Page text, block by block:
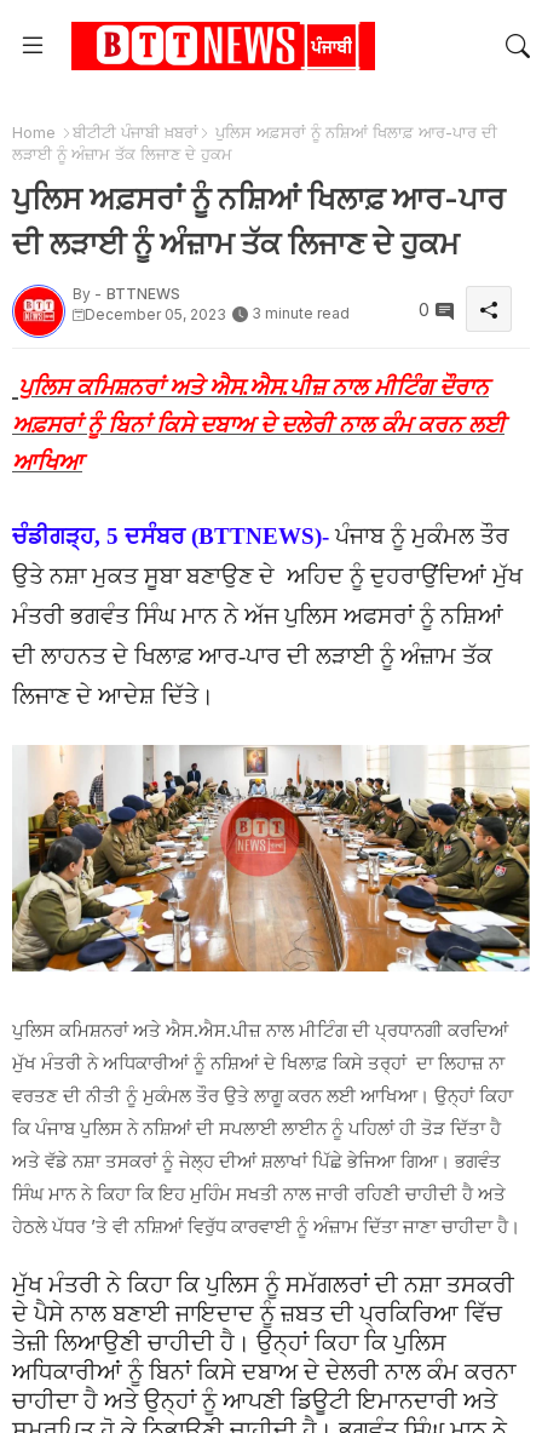
Home ਬੀਟੀਟੀ ਪੰਜਾਬੀ ਖ਼ਬਰਾਂ
ਪੁਲਿਸ ਅਫ਼ਸਰਾਂ ਨੂੰ ਨਸ਼ਿਆਂ ਖਿਲਾਫ਼ ਆਰ-ਪਾਰ ਦੀ
ਲੜਾਈ ਨੂੰ ਅੰਜ਼ਾਮ ਤੱਕ ਲਿਜਾਣ ਦੇ ਹੁਕਮ
ਪੁਲਿਸ ਅਫ਼ਸਰਾਂ ਨੂੰ ਨਸ਼ਿਆਂ ਖਿਲਾਫ਼ ਆਰ-ਪਾਰ
ਦੀ ਲੜਾਈ ਨੂੰ ਅੰਜ਼ਾਮ ਤੱਕ ਲਿਜਾਣ ਦੇ ਹੁਕਮ
By - BTTNEWS
December 05, 2023
3 minute read 0
ਪੁਲਿਸ ਕਮਿਸ਼ਨਰਾਂ ਅਤੇ ਐਸ.ਐਸ.ਪੀਜ਼ ਨਾਲ ਮੀਟਿੰਗ ਦੌਰਾਨ
ਅਫ਼ਸਰਾਂ ਨੂੰ ਬਿਨਾਂ ਕਿਸੇ ਦਬਾਅ ਦੇ ਦਲੇਰੀ ਨਾਲ ਕੰਮ ਕਰਨ ਲਈ
ਆਖਿਆ
ਚੰਡੀਗੜ੍ਹ, 5 ਦਸੰਬਰ (BTTNEWS)-ਪੰਜਾਬ ਨੂੰ ਮੁਕੰਮਲ ਤੌਰ
ਉਤੇ ਨਸ਼ਾ ਮੁਕਤ ਸੂਬਾ ਬਣਾਉਣ ਦੇ ਅਹਿਦ ਨੂੰ ਦੁਹਰਾਉਂਦਿਆਂ ਮੁੱਖ
ਮੰਤਰੀ ਭਗਵੰਤ ਸਿੰਘ ਮਾਨ ਨੇ ਅੱਜ ਪੁਲਿਸ ਅਫਸਰਾਂ ਨੂੰ ਨਸ਼ਿਆਂ
ਦੀ ਲਾਹਨਤ ਦੇ ਖਿਲਾਫ਼ ਆਰ-ਪਾਰ ਦੀ ਲੜਾਈ ਨੂੰ ਅੰਜ਼ਾਮ ਤੱਕ
ਲਿਜਾਣ ਦੇ ਆਦੇਸ਼ ਦਿੱਤੇ।
ਪੁਲਿਸ ਕਮਿਸ਼ਨਰਾਂ ਅਤੇ ਐਸ.ਐਸ.ਪੀਜ਼ ਨਾਲ ਮੀਟਿੰਗ ਦੀ ਪ੍ਰਧਾਨਗੀ ਕਰਦਿਆਂ
ਮੁੱਖ ਮੰਤਰੀ ਨੇ ਅਧਿਕਾਰੀਆਂ ਨੂੰ ਨਸ਼ਿਆਂ ਦੇ ਖਿਲਾਫ਼ ਕਿਸੇ ਤਰ੍ਹਾਂ ਦਾ ਲਿਹਾਜ਼ ਨਾ
ਵਰਤਣ ਦੀ ਨੀਤੀ ਨੂੰ ਮੁਕੰਮਲ ਤੌਰ ਉਤੇ ਲਾਗੂ ਕਰਨ ਲਈ ਆਖਿਆ। ਉਨ੍ਹਾਂ ਕਿਹਾ
ਕਿ ਪੰਜਾਬ ਪੁਲਿਸ ਨੇ ਨਸ਼ਿਆਂ ਦੀ ਸਪਲਾਈ ਲਾਈਨ ਨੂੰ ਪਹਿਲਾਂ ਹੀ ਤੋੜ ਦਿੱਤਾ ਹੈ
ਅਤੇ ਵੱਡੇ ਨਸ਼ਾ ਤਸਕਰਾਂ ਨੂੰ ਜੇਲ੍ਹ ਦੀਆਂ ਸ਼ਲਾਖਾਂ ਪਿੱਛੇ ਭੇਜਿਆ ਗਿਆ। ਭਗਵੰਤ
ਸਿੰਘ ਮਾਨ ਨੇ ਕਿਹਾ ਕਿ ਇਹ ਮੁਹਿੰਮ ਸਖਤੀ ਨਾਲ ਜਾਰੀ ਰਹਿਣੀ ਚਾਹੀਦੀ ਹੈ ਅਤੇ
ਹੇਠਲੇ ਪੱਧਰ ’ਤੇ ਵੀ ਨਸ਼ਿਆਂ ਵਿਰੁੱਧ ਕਾਰਵਾਈ ਨੂੰ ਅੰਜ਼ਾਮ ਦਿੱਤਾ ਜਾਣਾ ਚਾਹੀਦਾ ਹੈ।
ਮੁੱਖ ਮੰਤਰੀ ਨੇ ਕਿਹਾ ਕਿ ਪੁਲਿਸ ਨੂੰ ਸਮੱਗਲਰਾਂ ਦੀ ਨਸ਼ਾ ਤਸਕਰੀ
ਦੇ ਪੈਸੇ ਨਾਲ ਬਣਾਈ ਜਾਇਦਾਦ ਨੂੰ ਜ਼ਬਤ ਦੀ ਪ੍ਰਕਿਰਿਆ ਵਿੱਚ
ਤੇਜ਼ੀ ਲਿਆਉਣੀ ਚਾਹੀਦੀ ਹੈ। ਉਨ੍ਹਾਂ ਕਿਹਾ ਕਿ ਪੁਲਿਸ
ਅਧਿਕਾਰੀਆਂ ਨੂੰ ਬਿਨਾਂ ਕਿਸੇ ਦਬਾਅ ਦੇ ਦੇਲਰੀ ਨਾਲ ਕੰਮ ਕਰਨਾ
ਚਾਹੀਦਾ ਹੈ ਅਤੇ ਉਨ੍ਹਾਂ ਨੂੰ ਆਪਣੀ ਡਿਊਟੀ ਇਮਾਨਦਾਰੀ ਅਤੇ